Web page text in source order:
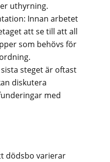
uthyrning.
Innan arbetet
att se till att all
som behövs för
steget är oftast
diskutera
med
dödsbo varierar